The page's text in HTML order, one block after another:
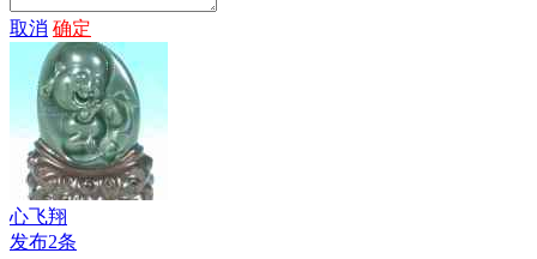
取消 确定
心飞翔
发布2条